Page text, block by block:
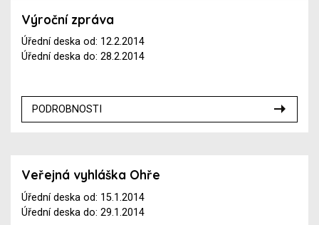
Výroční zpráva
Úřední deska od: 12.2.2014
Úřední deska do: 28.2.2014
PODROBNOSTI
Veřejná vyhláška Ohře
Úřední deska od: 15.1.2014
Úřední deska do: 29.1.2014